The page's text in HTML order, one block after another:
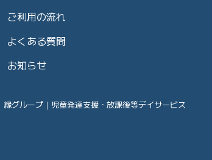
ご利用の流れ
よくある質問
お知らせ
グループ｜児童発達支援・放課後等デイサービス